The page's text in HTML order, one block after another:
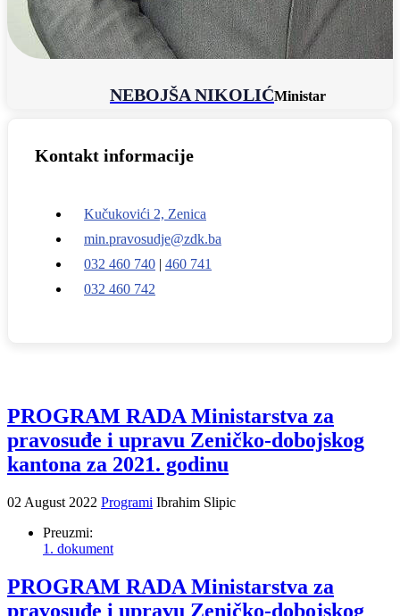
NEBOJŠA NIKOLIĆMinistar
Kontakt informacije
Kučukovići 2, Zenica
min.pravosudje@zdk.ba
032 460 740 | 460 741
032 460 742
PROGRAM RADA Ministarstva za
pravosuđe i upravu Zeničko-dobojskog
kantona za 2021. godinu
02 August 2022 Programi Ibrahim Slipic
Preuzmi:
1. dokument
PROGRAM RADA Ministarstva za
pravosuđe i upravu Zeničko-dobojskog